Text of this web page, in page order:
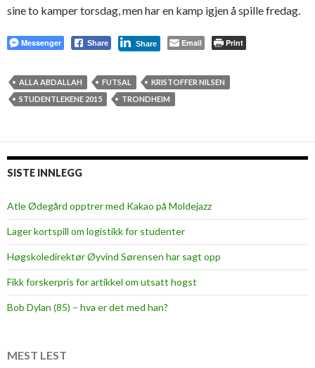
sine to kamper torsdag, men har en kamp igjen å spille fredag.
Messenger Share Share Email Print
ALLA ABDALLAH FUTSAL
KRISTOFFER NILSEN
STUDENTLEKENE 2015
TRONDHEIM
SISTE INNLEGG
Atle Ødegård opptrer med Kakao på Moldejazz
Lager kortspill om logistikk for studenter
Høgskoledirektør Øyvind Sørensen har sagt opp
Fikk forskerpris for artikkel om utsatt hogst
Bob Dylan (85) – hva er det med han?
MEST LEST